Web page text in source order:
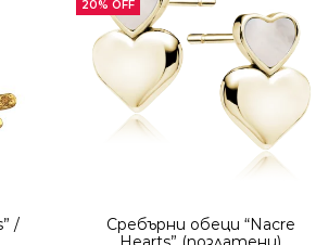
/
20% OFF
Сребърни обеци “Nacre